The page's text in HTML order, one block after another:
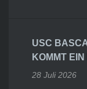
USC
KOMMT
28 Juli 2026